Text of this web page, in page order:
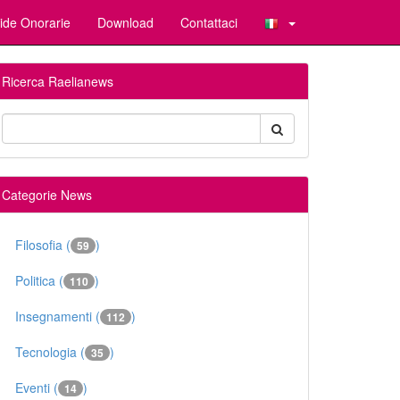
Onorarie Download Contattaci
Ricerca Raelianews
Categorie News
Filosofia ( 59 )
Politica ( 110 )
Insegnamenti ( 112 )
Tecnologia ( 35 )
Eventi ( 14 )